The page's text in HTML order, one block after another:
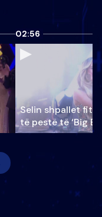
02:56
Selin shpallet
të pestë të ‘Big